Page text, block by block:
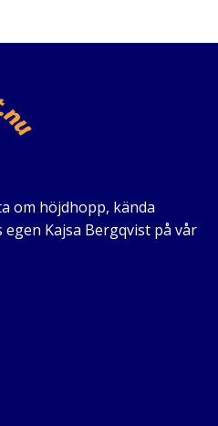
om höjdhopp, kända
Kajsa Bergqvist på vår